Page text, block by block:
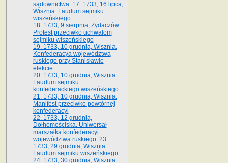
sądownictwa. 17. 1733, 16 lipca,
Wisznia. Laudum sejmiku
wiszeńskiego
18. 1733, 9 sierpnia, Żydaczów.
Protest przeciwko uchwałom
sejmiku wiszeńskiego
19. 1733, 10 grudnia, Wisznia.
Konfederacya województwa
ruskiego przy Stanisławie
elekcie
20. 1733, 10 grudnia, Wisznia.
Laudum sejmiku
konfederackiego wiszeńskiego
21. 1733, 10 grudnia, Wisznia.
Manifest przeciwko powtórnej
konfederacyi
22. 1733, 12 grudnia,
Dołhomościska. Uniwersał
marszałka konfederacyi
województwa ruskiego. 23.
1733, 29 grudnia, Wisznia.
Laudum sejmiku wiszeńskiego
24. 1733, 30 grudnia, Wisznia.